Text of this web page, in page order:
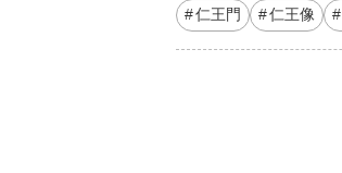
仁王門 仁王像